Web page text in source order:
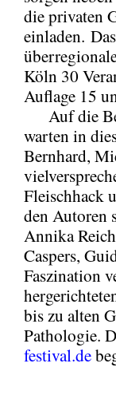
die privaten
einladen.
Köln 30
Auflage 15
Auf die
warten in
Bernhard,
Fleischhack
den Autoren
Annika
Caspers,
Faszination
bis zu alten
Pathologie.
festival.de